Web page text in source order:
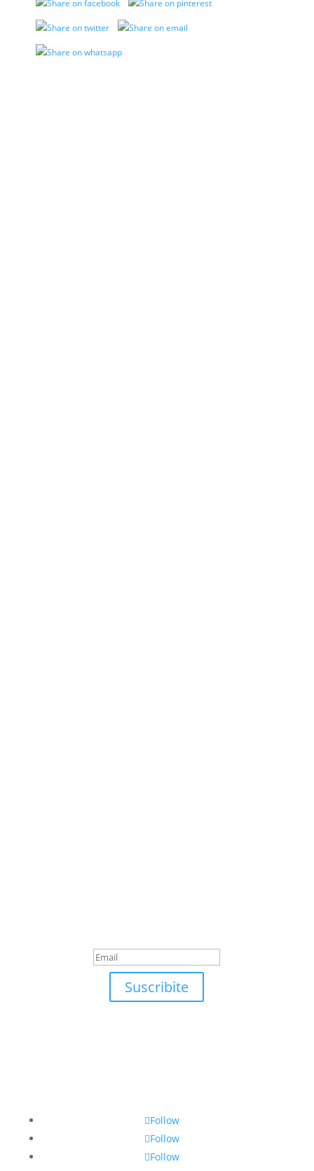
Suscribite
Follow
Follow
Follow